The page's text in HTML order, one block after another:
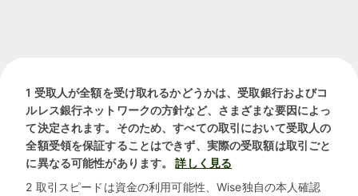
1 受取人が全額を受け取れるかどうかは、受取銀行およびコ
ルレス銀行ネットワークの方針など、さまざまな要因によっ
て決定されます。そのため、すべての取引において受取人の
全額受領を保証することはできず、実際の受取額は取引ごと
に異なる可能性があります。
詳しく見る
2 取引スピードは資金の利用可能性、Wise独自の本人確認